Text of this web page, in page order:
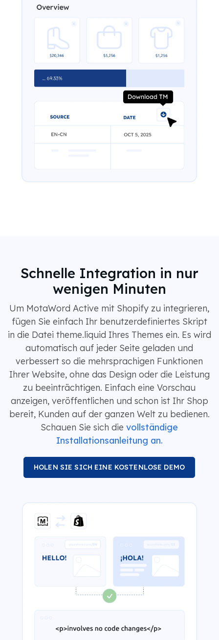
Schnelle Integration in nur
wenigen Minuten
Um MotaWord Active mit Shopify zu integrieren,
fügen Sie einfach Ihr benutzerdefiniertes Skript
in die Datei theme.liquid Ihres Themes ein. Es wird
automatisch auf jeder Seite geladen und
verbessert so die mehrsprachigen Funktionen
Ihrer Website, ohne das Design oder die Leistung
zu beeinträchtigen. Einfach eine Vorschau
anzeigen, veröffentlichen und schon ist Ihr Shop
bereit, Kunden auf der ganzen Welt zu bedienen.
Schauen Sie sich die vollständige
Installationsanleitung an.
HOLEN SIE SICH EINE KOSTENLOSE DEMO